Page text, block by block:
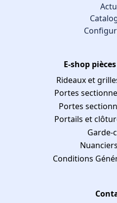
E-shop
Rideaux et
Portes
Portes
Portails et
Garde-
Conditions